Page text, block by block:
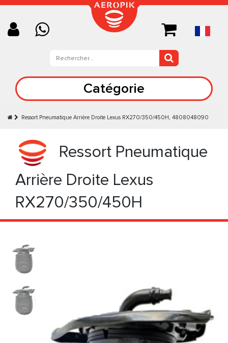
Catégorie
Ressort Pneumatique Arrière Droite Lexus RX270/350/450H, 4808048090
Ressort Pneumatique
Arrière Droite Lexus
RX270/350/450H